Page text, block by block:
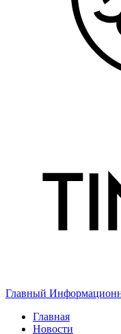
Главный
Главная
Новости